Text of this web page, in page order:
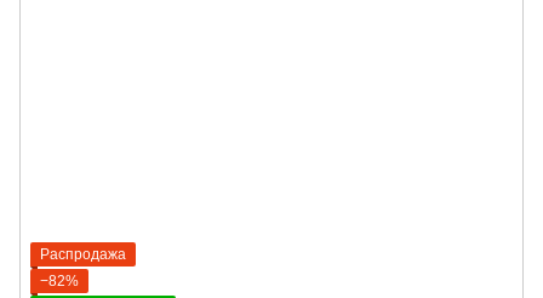
Распродажа
−82%